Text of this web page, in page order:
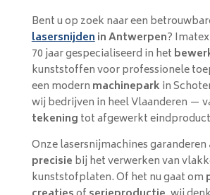
Bent u op zoek naar een
lasersnijdenin Antwerpen?
70 jaar gespecialiseerd in het
kunststoffen voor professionele
een modern machinepark in
wij bedrijven in heel Vlaanderen —
tekening tot afgewerkt
Onze lasersnijmachines garanderen
precisie bij het verwerken van
kunststofplaten. Of het nu gaat om